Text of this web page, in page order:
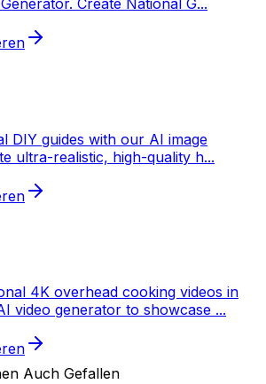
Create National G...
DIY guides with our AI image
ultra-realistic, high-quality h...
4K overhead cooking videos in
video generator to showcase ...
Auch Gefallen